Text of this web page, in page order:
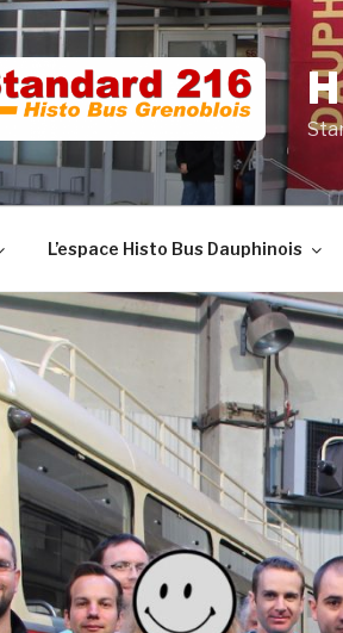
L’espace Histo Bus Dauphinois